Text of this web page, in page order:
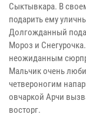
Сыктывкара. В
подарить ему
Долгожданный
Мороз и
неожиданным
Мальчик очень
четвероногим
овчаркой Арчи
восторг.